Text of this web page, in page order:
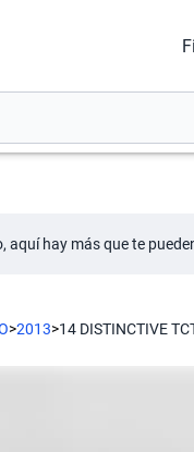
aquí hay más que te
>2013>14 DISTINCTIVE